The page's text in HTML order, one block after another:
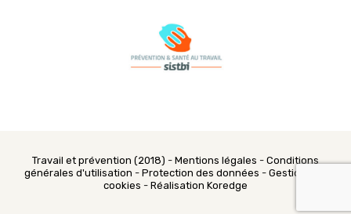
Travail et prévention (2018) - Mentions légales - Conditions
générales d'utilisation - Protection des données - Gestion des
cookies - Réalisation Koredge